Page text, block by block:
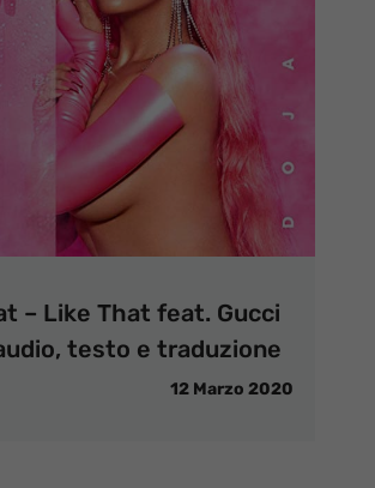
– Like That feat. Gucci
testo e traduzione
12 Marzo 2020